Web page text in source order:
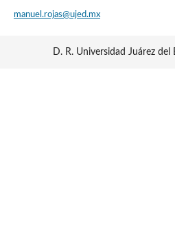
manuel.rojas@ujed.mx
D. R. Universidad Juárez